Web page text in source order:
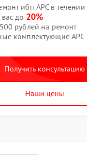
ибп APC в течении
до 20%
рублей на ремонт
комплектующие APC
Получить консультацию
Наши цены